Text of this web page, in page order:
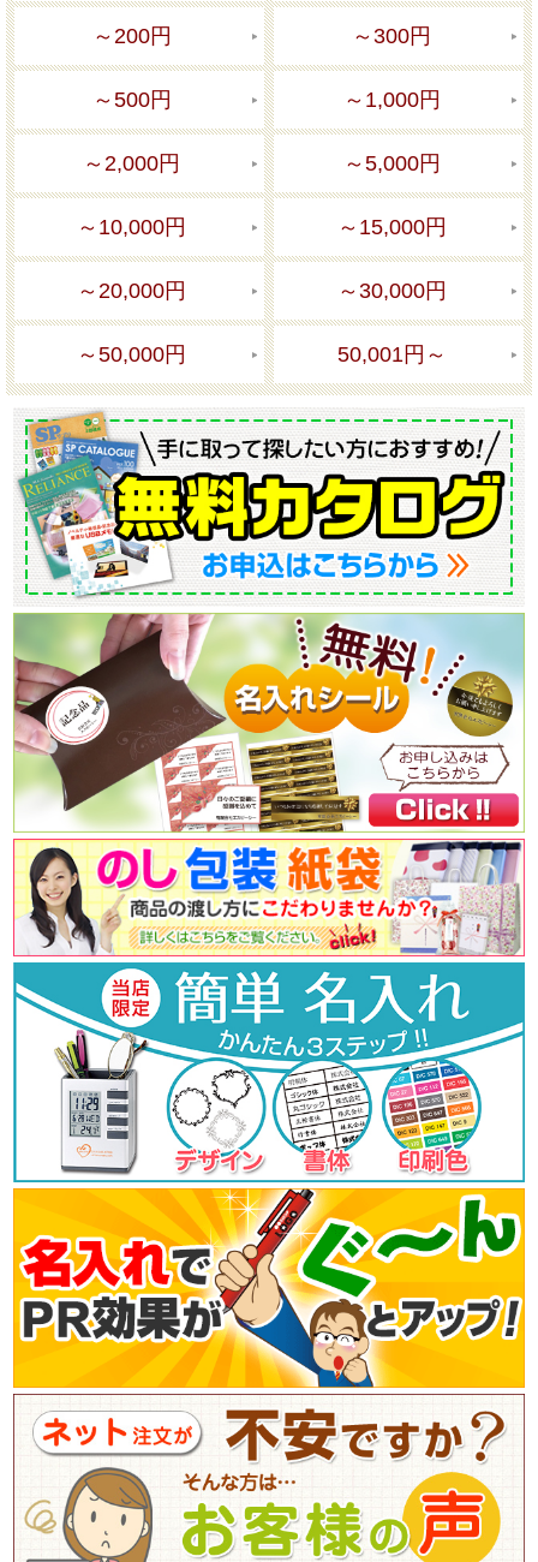
～200円 ～300円
～500円 ～1,000円
～2,000円 ～5,000円
～10,000円 ～15,000円
～20,000円 ～30,000円
～50,000円 50,001円～